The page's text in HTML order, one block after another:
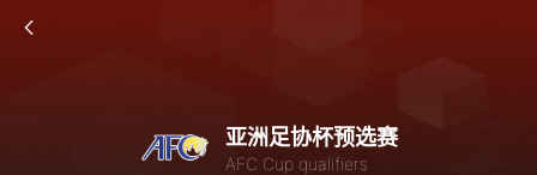
亚洲足协杯预选赛
AFC Cup qualifiers